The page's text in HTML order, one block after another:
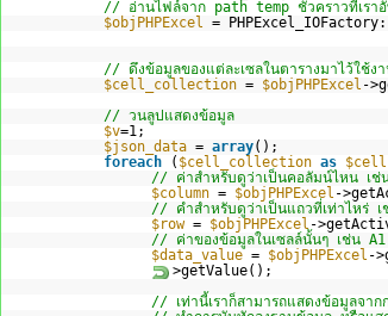
// อ่านไฟล์จาก path temp ชั่วคราวที่เราอั
$objPHPExcel =
// ดึงข้อมูลของแต่ละเซลในตารางมาไว้ใช้
$cell_collection = $objPHPExcel -
// วนลูปแสดงข้อมูล
$v=1;
$json_data = array();
foreach ( $cell_collection as $cell
// ค่าสำหรับดูว่าเป็นคอลัมน์ไหน
$column = $objPHPExcel -
// คำสำหรับดูว่าเป็นแถวที่เท่าไห
$row = $objPHPExcel -
// ค่าของข้อมูลในเซลล์นั้นๆ เช่น
$data_value = $objPHPExcel -
>getValue();
// เท่านี้เราก็สามารถแสดงข้อมูลจา